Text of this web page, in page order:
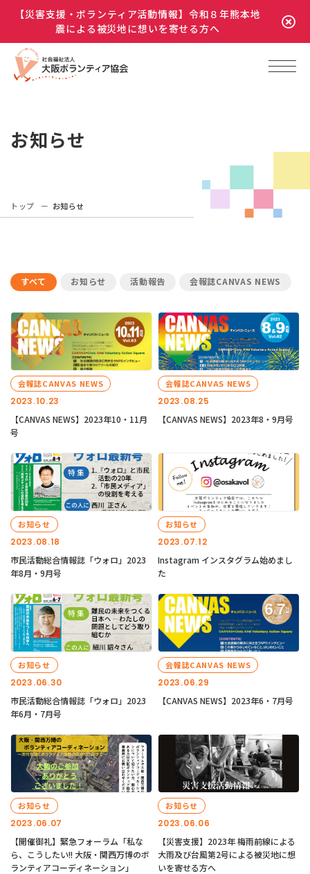
【災害支援・ボランティア活動情報】令和８年熊本地
震による被災地に想いを寄せる方へ
お知らせ
トップ お知らせ
すべて お知らせ 活動報告 会報誌CANVAS NEWS
2023.10.23
会報誌CANVAS NEWS
【CANVAS NEWS】2023年10・11月
号
2023.08.25
会報誌CANVAS NEWS
【CANVAS NEWS】2023年8・9月号
2023.08.18
お知らせ
市民活動総合情報誌「ウォロ」2023
年8月・9月号
2023.07.12
お知らせ
Instagram インスタグラム始めまし
た
2023.06.30
お知らせ
市民活動総合情報誌「ウォロ」2023
年6月・7月号
2023.06.29
会報誌CANVAS NEWS
【CANVAS NEWS】2023年6・7月号
2023.06.07
お知らせ
【開催御礼】緊急フォーラム「私な
ら、こうしたい!! 大阪・関西万博のボ
ランティアコーディネーション」
2023.06.06
お知らせ
【災害支援】2023年 梅雨前線による
大雨及び台風第2号による被災地に想
いを寄せる方へ